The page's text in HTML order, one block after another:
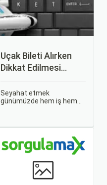
Uçak Bileti Alırken
Dikkat Edilmesi
Nokta
Seyahat etmek
günümüzde hem iş hem
doğru kararları vermek,
hem bütçeyi korumak hem
de konforlu bir seyahat
sağlamak adına büyük
önem taşır.